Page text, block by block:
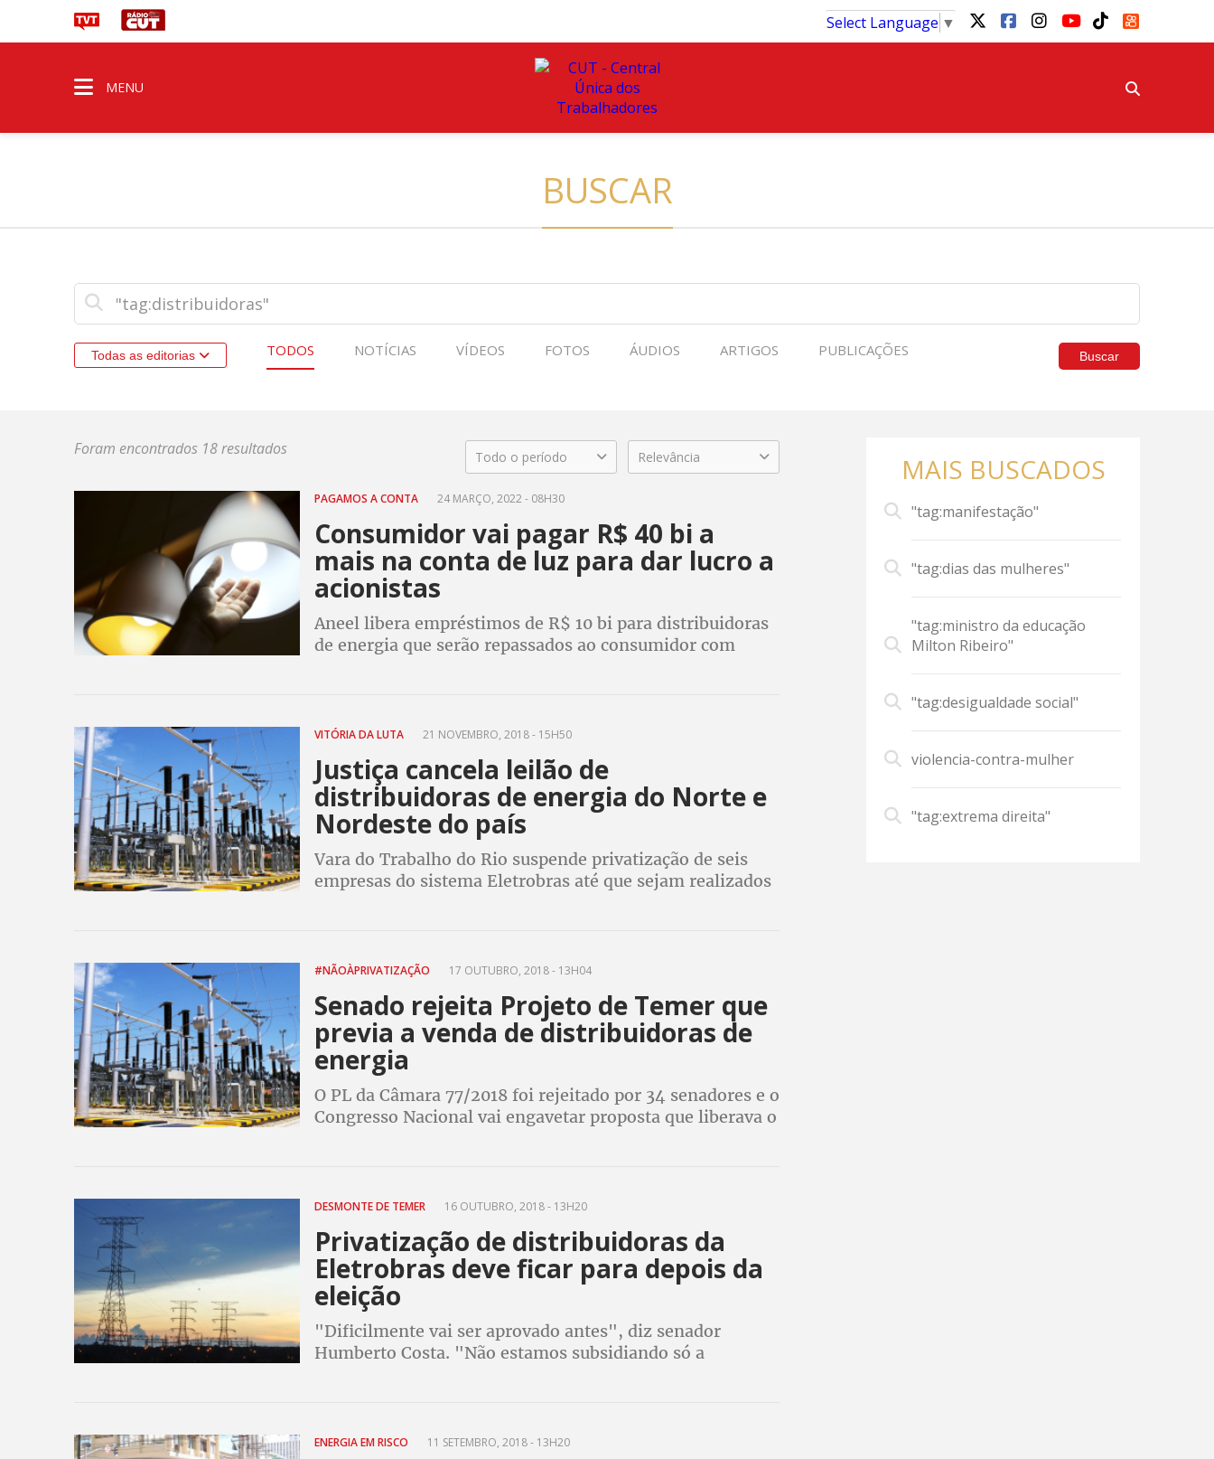
Select Language ▼
MENU
BUSCAR
Todas as editorias TODOS NOTÍCIAS VÍDEOS FOTOS ÁUDIOS ARTIGOS PUBLICAÇÕES Buscar
Foram encontrados 18 resultados Todo o período Relevância
PAGAMOS A CONTA 24 MARÇO, 2022 - 08H30
Consumidor vai pagar R$ 40 bi a
mais na conta de luz para dar lucro a
acionistas
Aneel libera empréstimos de R$ 10 bi para distribuidoras
de energia que serão repassados ao consumidor com
VITÓRIA DA LUTA 21 NOVEMBRO, 2018 - 15H50
Justiça cancela leilão de
distribuidoras de energia do Norte e
Nordeste do país
Vara do Trabalho do Rio suspende privatização de seis
empresas do sistema Eletrobras até que sejam realizados
#NÃOÀPRIVATIZAÇÃO 17 OUTUBRO, 2018 - 13H04
Senado rejeita Projeto de Temer que
previa a venda de distribuidoras de
energia
O PL da Câmara 77/2018 foi rejeitado por 34 senadores e o
Congresso Nacional vai engavetar proposta que liberava o
DESMONTE DE TEMER 16 OUTUBRO, 2018 - 13H20
Privatização de distribuidoras da
Eletrobras deve ficar para depois da
eleição
"Dificilmente vai ser aprovado antes", diz senador
Humberto Costa. "Não estamos subsidiando só a
ENERGIA EM RISCO 11 SETEMBRO, 2018 - 13H20
MAIS BUSCADOS
"tag:manifestação"
"tag:dias das mulheres"
"tag:ministro da educação
Milton Ribeiro"
"tag:desigualdade social"
violencia-contra-mulher
"tag:extrema direita"